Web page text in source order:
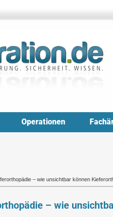
Operationen
– wie unsichtbar können
– wie